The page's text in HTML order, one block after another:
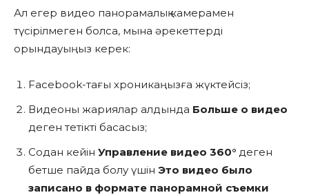
Ал егер видео панорамалық камерамен
түсірілмеген болса, мына әрекеттерді
орындауыңыз керек:
Facebook-тағы хроникаңызға жүктейсіз;
Видеоны жариялар алдында Больше о видео
деген тетікті басасыз;
Содан кейін Управление видео 360° деген
бетше пайда болу үшін Это видео было
записано в формате панорамной съемки